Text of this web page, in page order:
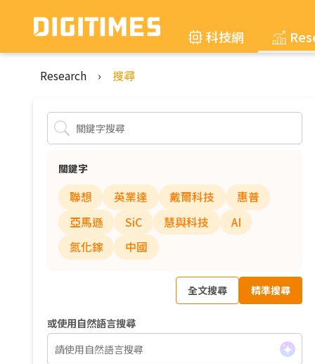
科技網
Research › 搜尋
關鍵字
聯想 英業達 戴爾科技
惠普
亞馬遜
SiC 慧與科技
AI
氮化鎵
中國
全文搜尋 精準搜尋
或使用自然語言搜尋